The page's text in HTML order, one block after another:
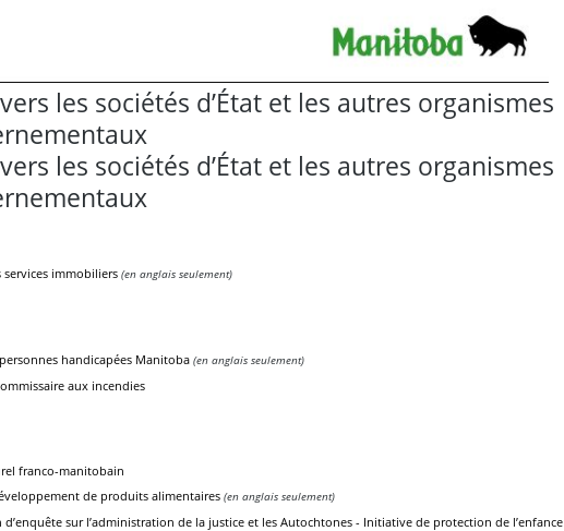
les sociétés d’État et les autres organismes
les sociétés d’État et les autres organismes
services immobiliers (en anglais seulement)
handicapées Manitoba (en anglais seulement)
aux incendies
franco-manitobain
de produits alimentaires (en anglais seulement)
d’enquête sur l’administration de la justice et les Autochtones - Initiative de protection de l’enfance